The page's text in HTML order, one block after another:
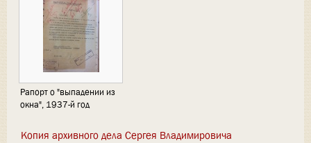
Рапорт о "выпадении из
окна", 1937-й год
Копия архивного дела Сергея Владимировича